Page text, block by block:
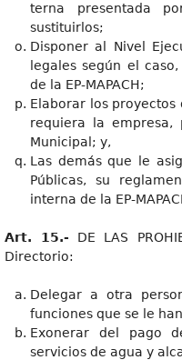
terna presentada
sustituirlos;
Disponer al Nivel
legales según el
de la EP-MAPACH;
Elaborar los
requiera la empresa,
Municipal; y,
Las demás que le
Públicas, su
interna de la EP-
Art. 15.- DE LAS
Directorio:
Delegar a otra
funciones que se le
Exonerar del pago
servicios de agua y